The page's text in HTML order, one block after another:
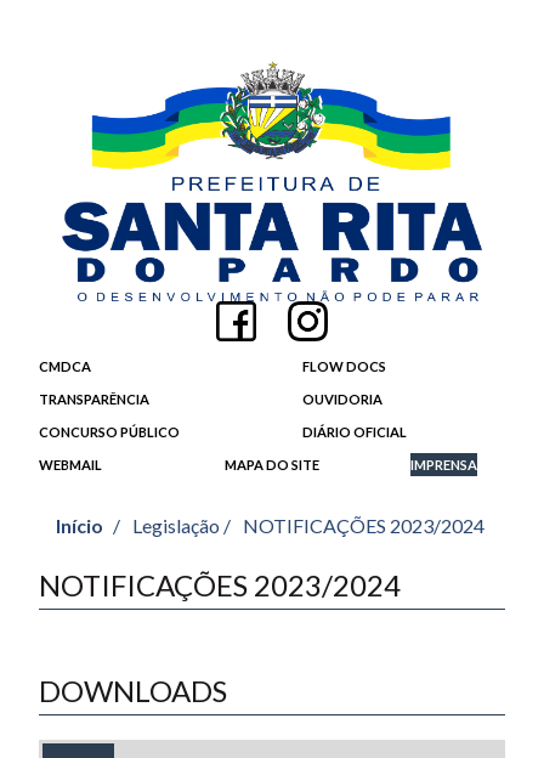
CMDCA FLOW DOCS
TRANSPARÊNCIA OUVIDORIA
CONCURSO PÚBLICO DIÁRIO OFICIAL
WEBMAIL MAPA DO SITE IMPRENSA
Início / Legislação / NOTIFICAÇÕES 2023/2024
NOTIFICAÇÕES 2023/2024
DOWNLOADS